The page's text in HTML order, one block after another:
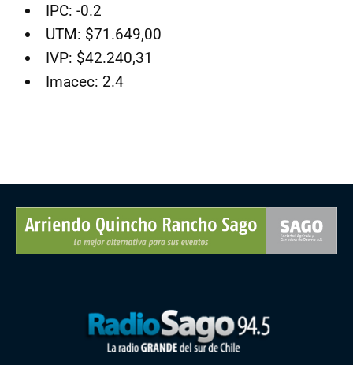
IPC: -0.2
UTM: $71.649,00
IVP: $42.240,31
Imacec: 2.4